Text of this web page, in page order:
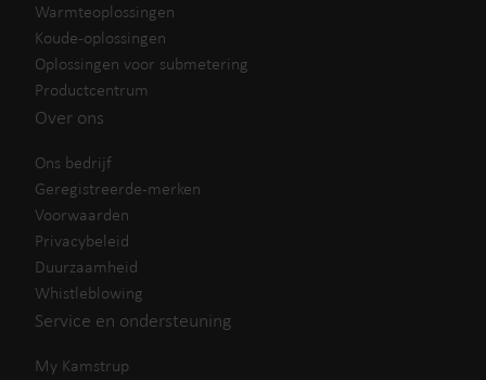
Warmteoplossingen
Koude-oplossingen
Oplossingen voor submetering
Productcentrum
Over ons
Ons bedrijf
Geregistreerde-merken
Voorwaarden
Privacybeleid
Duurzaamheid
Whistleblowing
Service en ondersteuning
My Kamstrup